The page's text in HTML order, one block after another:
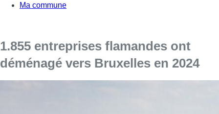
Ma commune
1.855 entreprises flamandes ont
déménagé vers Bruxelles en 2024